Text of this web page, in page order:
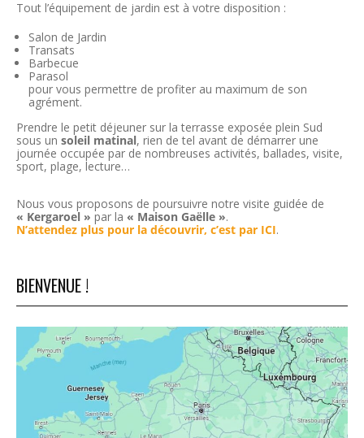
Tout l’équipement de jardin est à votre disposition :
Salon de Jardin
Transats
Barbecue
Parasol
pour vous permettre de profiter au maximum de son
agrément.
Prendre le petit déjeuner sur la terrasse exposée plein Sud
sous un soleil matinal, rien de tel avant de démarrer une
journée occupée par de nombreuses activités, ballades, visite,
sport, plage, lecture…
Nous vous proposons de poursuivre notre visite guidée de
« Kergaroel » par la « Maison Gaëlle ».
N’attendez plus pour la découvrir, c’est par ICI.
BIENVENUE !